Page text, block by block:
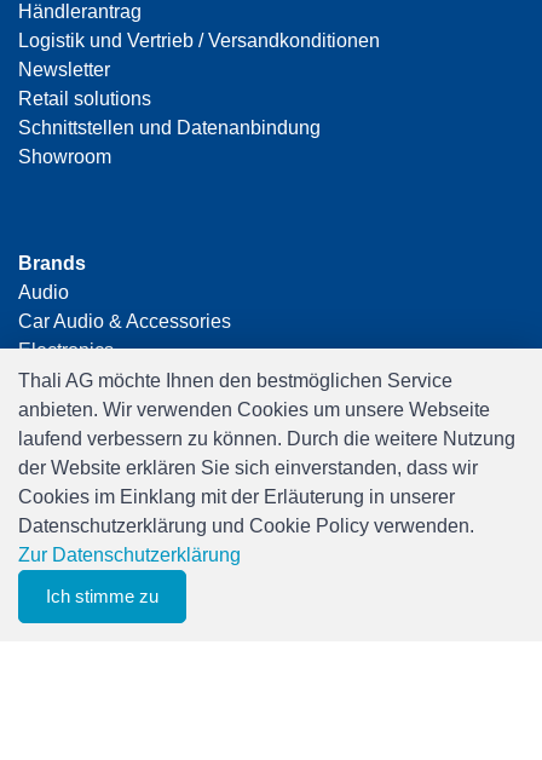
Merkliste
Händlerantrag
Logistik und Vertrieb / Versandkonditionen
Newsletter
Retail solutions
Schnittstellen und Datenanbindung
Showroom
Brands
Audio
Car Audio & Accessories
Electronics
Foto & Video
Freizeit & Hobby
Gaming
Haushalt
Home Office & Business
Merchandising
Smart Home
Thali AG möchte Ihnen den bestmöglichen Service
anbieten. Wir verwenden Cookies um unsere Webseite
laufend verbessern zu können. Durch die weitere Nutzung
der Website erklären Sie sich einverstanden, dass wir
Cookies im Einklang mit der Erläuterung in unserer
Datenschutzerklärung und Cookie Policy verwenden.
Zur Datenschutzerklärung
Ich stimme zu